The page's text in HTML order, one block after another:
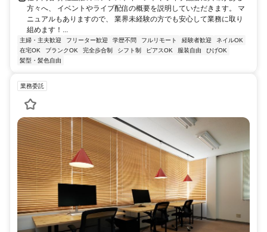
方々へ、 イベントやライブ配信の概要を説明していただきます。 マ
ニュアルもありますので、 業界未経験の方でも安心して業務に取り
組めます！...
主婦・主夫歓迎 フリーター歓迎 学歴不問 フルリモート 経験者歓迎
ネイルOK
在宅OK
ブランクOK 完全歩合制 シフト制 ピアスOK 服装自由
ひげOK
髪型・髪色自由
業務委託